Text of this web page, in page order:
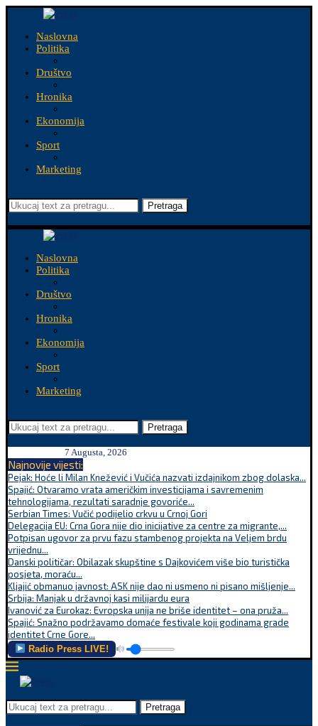
Naslovna
Politika
Društvo
Hronika
Ekonomija
Sport
Marketing
Pretraga
Naslovna
Politika
Društvo
Hronika
Ekonomija
Sport
Marketing
Pretraga
7 Augusta, 2026
Najnovije vijesti:
Pejak: Hoće li Milan Knežević i Vučića nazvati izdajnikom zbog dolaska...
Spajić: Otvaramo vrata američkim investicijama i savremenim
tehnologijama, rezultati saradnje govoriće...
Serbian Times: Vučić podijelio crkvu u Crnoj Gori
Delegacija EU: Crna Gora nije dio inicijative za centre za migrante,...
Potpisan ugovor za prvu fazu stambenog projekta na Veljem brdu
vrijednu...
Danski političar: Obilazak skupštine s Dajkovićem više bio turistička
posjeta, moraću...
Kljajić obmanuo javnost: ASK nije dao ni usmeno ni pisano mišljenje...
Srbija: Manjak u državnoj kasi milijardu eura
Ivanović za Eurokaz: Evropska unija ne briše identitet – ona pruža...
Spajić: Snažno podržavamo domaće festivale koji godinama grade
identitet Crne Gore...
Radio Press LIVE!
Pretraga